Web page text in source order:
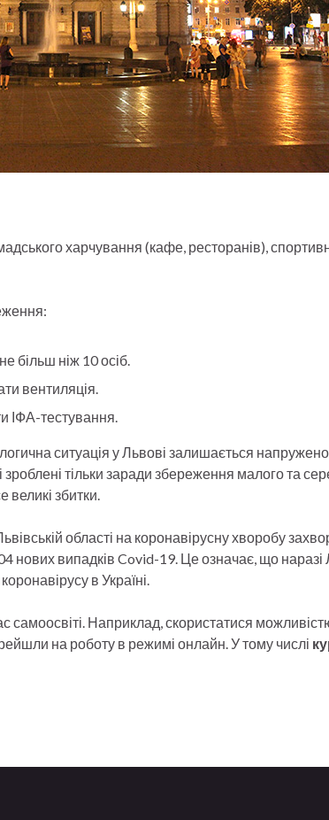
харчування (кафе, ресторанів),
більш ніж 10 осіб.
вентиляція.
ІФА-тестування.
ситуація у Львові залишається
тільки заради збереження малого та
великі збитки.
області на коронавірусну хворобу
випадків Covid-19. Це означає, що наразі
в Україні.
самоосвіті. Наприклад, скористатися
на роботу в режимі онлайн. У тому числі